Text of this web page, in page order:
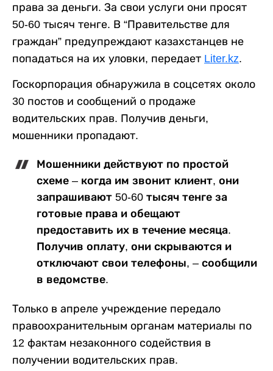
права за деньги. За свои услуги они просят
50-60 тысяч тенге. В “Правительстве для
граждан” предупреждают казахстанцев не
попадаться на их уловки, передает Liter.kz.
Госкорпорация обнаружила в соцсетях около
30 постов и сообщений о продаже
водительских прав. Получив деньги,
мошенники пропадают.
Мошенники действуют по простой
схеме – когда им звонит клиент, они
запрашивают 50-60 тысяч тенге за
готовые права и обещают
предоставить их в течение месяца.
Получив оплату, они скрываются и
отключают свои телефоны, – сообщили
в ведомстве.
Только в апреле учреждение передало
правоохранительным органам материалы по
12 фактам незаконного содействия в
получении водительских прав.